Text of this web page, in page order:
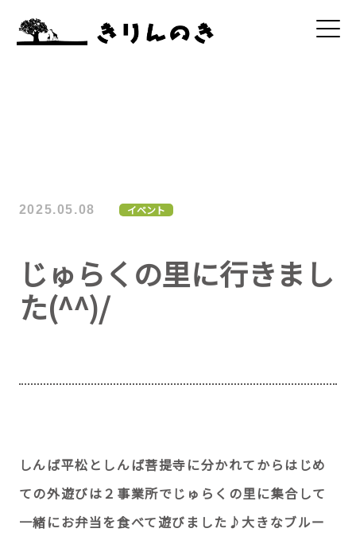
2025.05.08 イベント
じゅらくの里に行きまし
た(^^)/
しんば平松としんば菩提寺に分かれてからはじめ
ての外遊びは２事業所でじゅらくの里に集合して
一緒にお弁当を食べて遊びました♪大きなブルー